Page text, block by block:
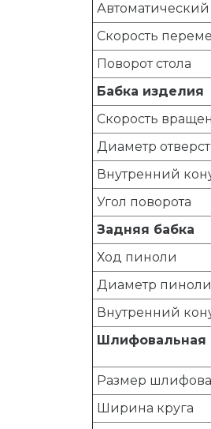
Автоматический
Скорость
Поворот стола
Бабка изделия
Скорость
Диаметр
Внутренний
Угол поворота
Задняя бабка
Ход пиноли
Диаметр пиноли
Внутренний
Шлифовальная
Размер
Ширина круга